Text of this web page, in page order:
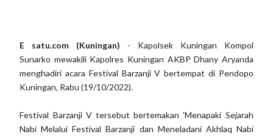
E satu.com (Kuningan) - Kapolsek Kuningan Kompol
Sunarko mewakili Kapolres Kuningan AKBP Dhany Aryanda
menghadiri acara Festival Barzanji V bertempat di Pendopo
Kuningan, Rabu (19/10/2022).
Festival Barzanji V tersebut bertemakan 'Menapaki Sejarah
Nabi Melalui Festival Barzanji dan Meneladani Akhlaq Nabi